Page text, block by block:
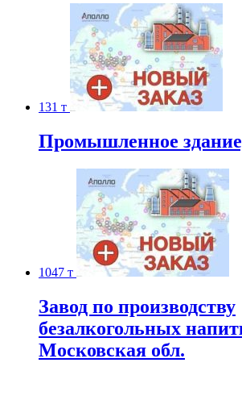
131 т
Промышленное
1047 т
Завод по производству
безалкогольных
Московская обл.